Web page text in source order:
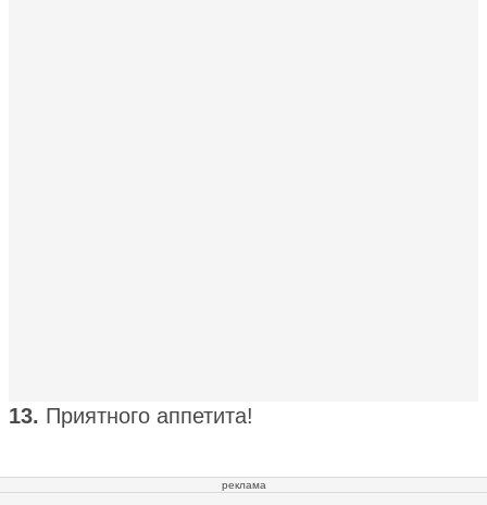
13. Приятного аппетита!
реклама